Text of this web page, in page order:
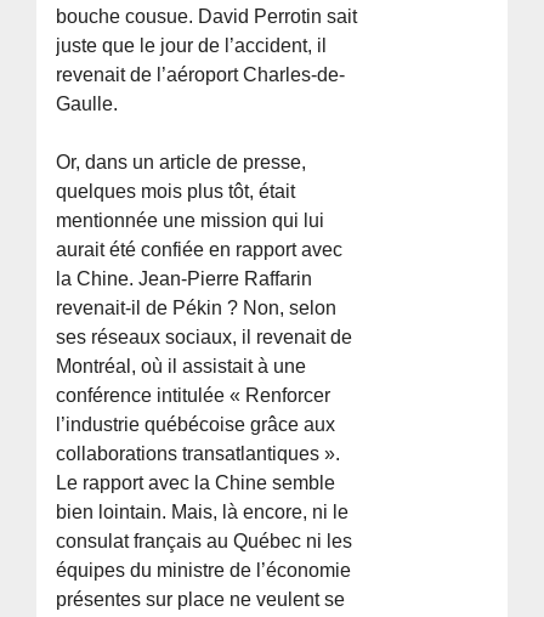
bouche cousue. David Perrotin sait
juste que le jour de l’accident, il
revenait de l’aéroport Charles-de-
Gaulle.
Or, dans un article de presse,
quelques mois plus tôt, était
mentionnée une mission qui lui
aurait été confiée en rapport avec
la Chine. Jean-Pierre Raffarin
revenait-il de Pékin ? Non, selon
ses réseaux sociaux, il revenait de
Montréal, où il assistait à une
conférence intitulée « Renforcer
l’industrie québécoise grâce aux
collaborations transatlantiques ».
Le rapport avec la Chine semble
bien lointain. Mais, là encore, ni le
consulat français au Québec ni les
équipes du ministre de l’économie
présentes sur place ne veulent se